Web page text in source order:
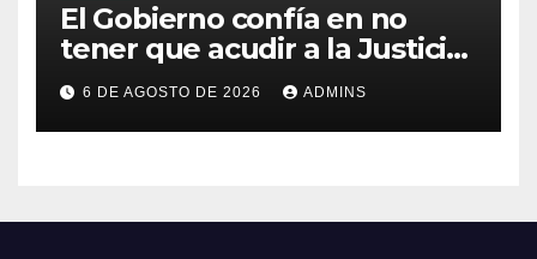
El Gobierno confía en no
tener que acudir a la Justicia
por el reparto de menores
mientras el PP pide la
apertura del Congreso por la
6 DE AGOSTO DE 2026 ADMINS